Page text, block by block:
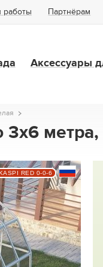
работы Партнёрам
Аксессуары
3х6
RED 0-0-6